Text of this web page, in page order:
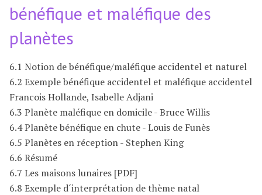
bénéfique et maléfique des
planètes
6.1 Notion de bénéfique/maléfique accidentel et naturel
6.2 Exemple bénéfique accidentel et maléfique accidentel
Francois Hollande, Isabelle Adjani
6.3 Planète maléfique en domicile - Bruce Willis
6.4 Planète bénéfique en chute - Louis de Funès
6.5 Planètes en réception - Stephen King
6.6 Résumé
6.7 Les maisons lunaires [PDF]
6.8 Exemple d´interprétation de thème natal